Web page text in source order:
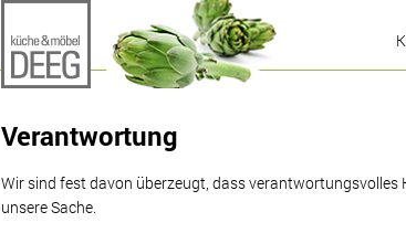
Verantwortung
Wir sind fest davon überzeugt, dass
unsere Sache.